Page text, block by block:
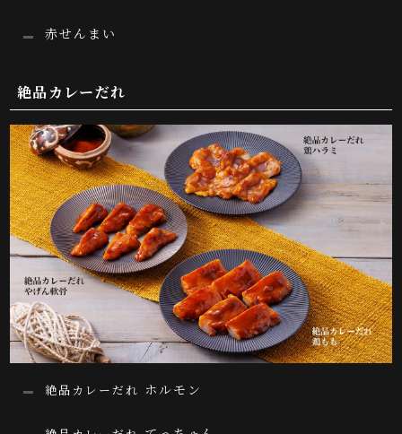
赤せんまい
絶品カレーだれ
絶品カレーだれ ホルモン